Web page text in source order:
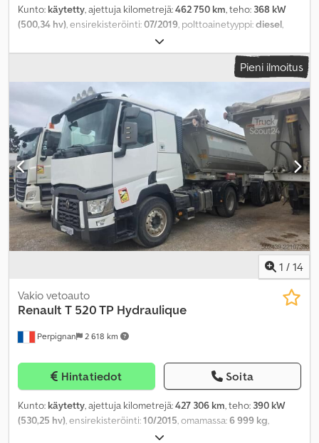
Kunto: käytetty, ajettuja kilometrejä:462 750 km, teho: 368 kW
(500,34 hv), ensirekisteröinti:07/2019, polttoainetyyppi:diesel,
, kokonaispaino:
385/65 R22,5 - 315/80 R22,5, akselikokoonpano:4x4, akseliväli:
automaattinen,
päästöluokka:Euro 6, Varusteet:ABS, ajoneuvotietokone,
alhainen melutaso, ilmastointi, lisäajovalot, luistonesto,
navigointijärjestelmä, pysäköintilämmitin, tasauspyörästön
lukko, vakionopeudensäädin,
Pieni ilmoitus
1 / 14
Perpignan 2 618 km
Vakio vetoauto
Renault T 520 TP Hydraulique
Hintatiedot Soita
Kunto: käytetty, ajettuja kilometrejä:427 306 km, teho: 390 kW
(530,25 hv), ensirekisteröinti:10/2015, omamassa:6 999 kg,
12 001 kg